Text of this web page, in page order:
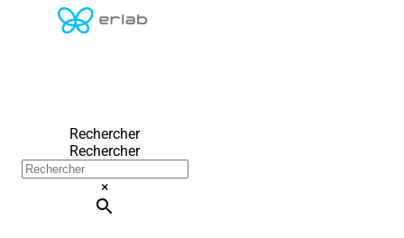
Rechercher
Rechercher
×